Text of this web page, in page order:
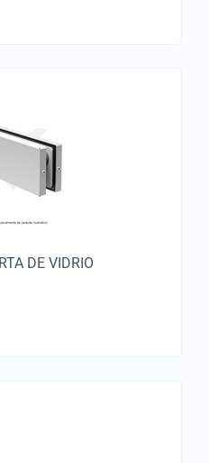
DE VIDRIO